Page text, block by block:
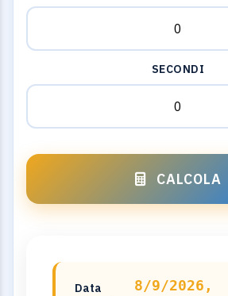
SECONDI
CALCOLA
Data
8/9/2026,